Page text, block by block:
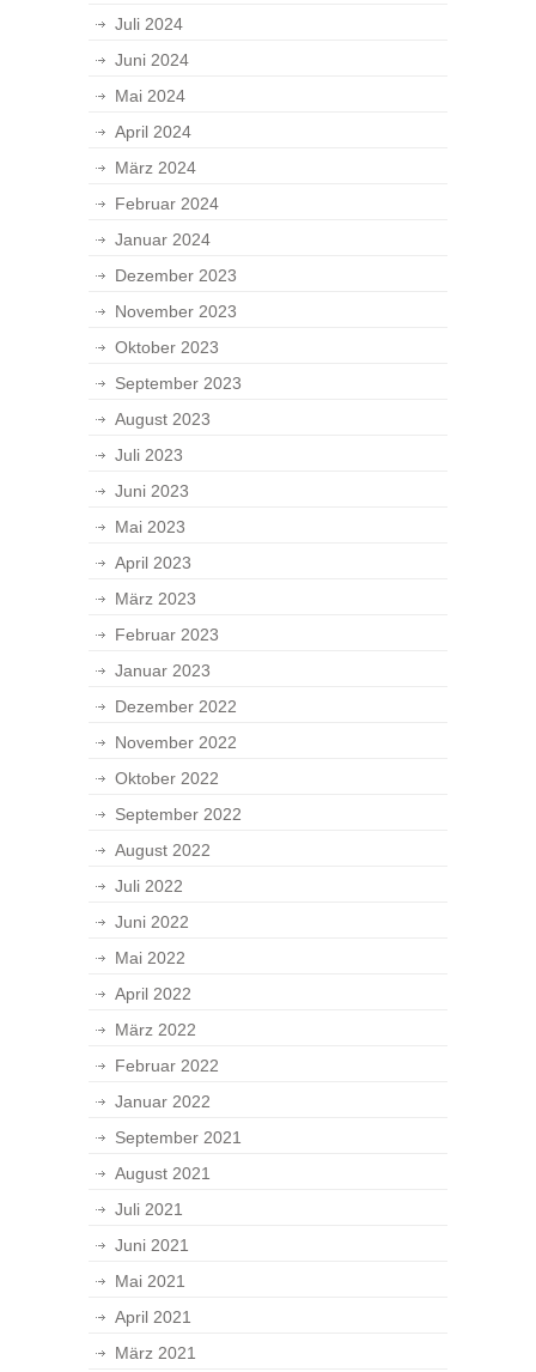
Juli 2024
Juni 2024
Mai 2024
April 2024
März 2024
Februar 2024
Januar 2024
Dezember 2023
November 2023
Oktober 2023
September 2023
August 2023
Juli 2023
Juni 2023
Mai 2023
April 2023
März 2023
Februar 2023
Januar 2023
Dezember 2022
November 2022
Oktober 2022
September 2022
August 2022
Juli 2022
Juni 2022
Mai 2022
April 2022
März 2022
Februar 2022
Januar 2022
September 2021
August 2021
Juli 2021
Juni 2021
Mai 2021
April 2021
März 2021